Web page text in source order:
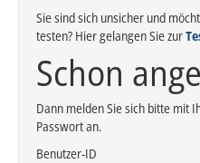
Sie sind sich unsicher und
testen? Hier gelangen Sie zur
Schon
Dann melden Sie sich bitte mit
Passwort an.
Benutzer-ID